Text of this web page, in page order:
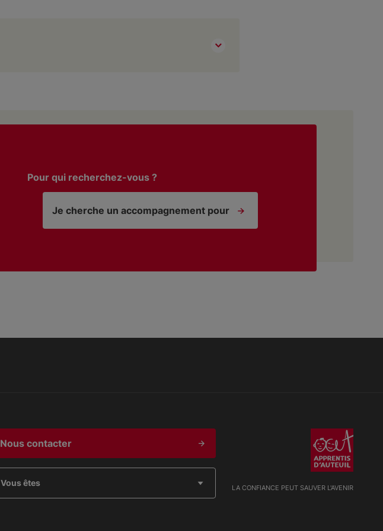
Pour qui recherchez-vous ?
Je cherche un accompagnement pour
Nous contacter
Vous êtes
LA CONFIANCE PEUT SAUVER L'AVENIR